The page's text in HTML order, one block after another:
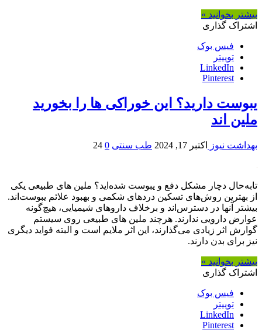
بیشتر بخوانید »
اشتراک گذاری
فیس بوک
توییتر
LinkedIn
Pinterest
یبوست دارید؟ این خوراکی ها را بخورید
ملین اند
بهداشت نیوز اکتبر 17, 2024 طب سنتی 0
24
تابه‌حال دچار مشکل دفع و یبوست شده‌اید؟ ملین های طبیعی یکی
از بهترین روش‌های تسکین دردهای شکمی و بهبود علائم یبوست‌اند.
بیشتر آنها در دسترس‌اند و برخلاف داروهای شیمیایی، هیچ‌گونه
عوارض دارویی ندارند. هرچند ملین های طبیعی روی سیستم
گوارش اثر زیادی می‌گذارند، این اثر ملایم است و البته فواید دیگری
نیز برای بدن دارند.
بیشتر بخوانید »
اشتراک گذاری
فیس بوک
توییتر
LinkedIn
Pinterest